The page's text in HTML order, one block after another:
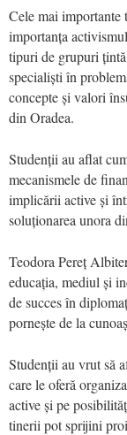
Cele mai importante
importanța
tipuri de grupuri
specialiști în
concepte și valori
din Oradea.
Studenții au aflat
mecanismele de
implicării active și
soluționarea unora
Teodora Pereț
educația, mediul și
de succes în
pornește de la
Studenții au vrut să
care le oferă
active și pe
tinerii pot sprijini